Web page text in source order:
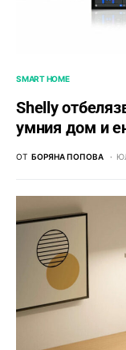
SMART HOME
Shelly
умния дом и
ОТ БОРЯНА ПОПОВА